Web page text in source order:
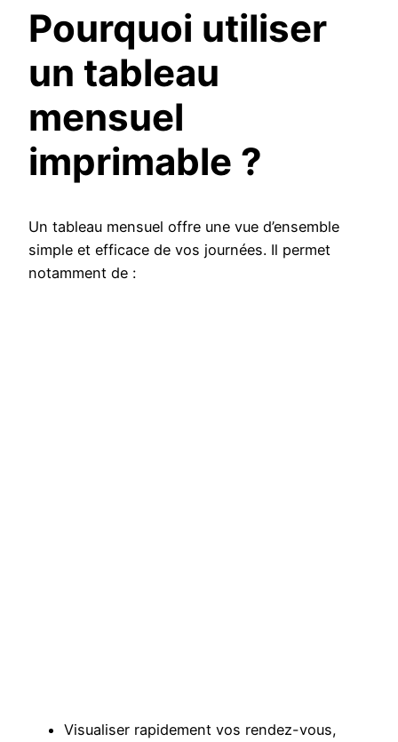
Pourquoi utiliser
un tableau
mensuel
imprimable ?
Un tableau mensuel offre une vue d’ensemble
simple et efficace de vos journées. Il permet
notamment de :
Visualiser rapidement vos rendez-vous,